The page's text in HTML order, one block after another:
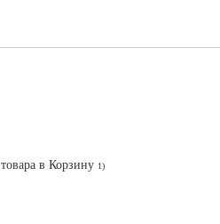
в Корзину 1)